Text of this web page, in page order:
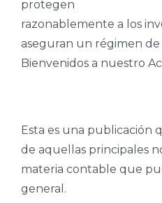
protegen
razonablemente a los
aseguran un régimen
Bienvenidos a nuestro
Esta es una publicación
de aquellas principales
materia contable que
general.